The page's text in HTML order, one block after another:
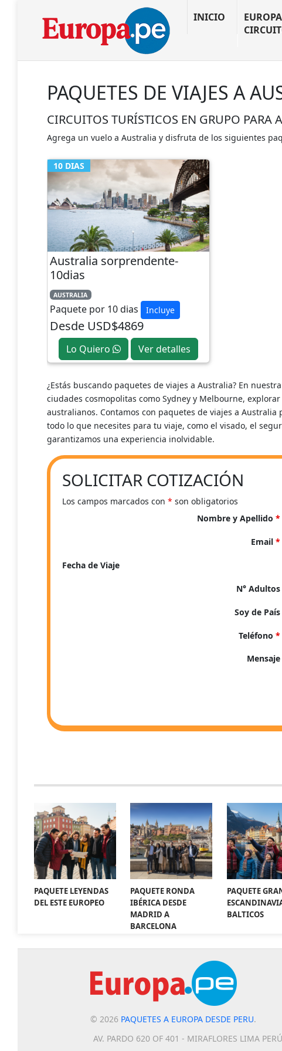
INICIO
EUROPA
PAQUETES DE VIAJES A
CIRCUITOS TURÍSTICOS EN GRUPO PARA
Agrega un vuelo a Australia y disfruta de los siguientes
10 DIAS
Australia sorprendente-
10dias
AUSTRALIA
Paquete por 10 dias Incluye
Desde USD$4869
Lo Quiero Ver detalles
¿Estás buscando paquetes de viajes a Australia? En
ciudades cosmopolitas como Sydney y Melbourne,
australianos. Contamos con paquetes de viajes a
todo lo que necesites para tu viaje, como el visado, el
garantizamos una experiencia inolvidable.
SOLICITAR COTIZACIÓN
Los campos marcados con * son obligatorios
Nombre y Apellido*
Email*
Fecha de Viaje
N° Adultos
Soy de País
Teléfono*
Mensaje
PAQUETE LEYENDAS
DEL ESTE EUROPEO
PAQUETE RONDA
IBÉRICA DESDE
MADRID A
BARCELONA
PAQUETE
BALTICOS
© 2026 PAQUETES A EUROPA DESDE PERU.
AV. PARDO 620 OF 401 - MIRAFLORES LIMA PERÚ